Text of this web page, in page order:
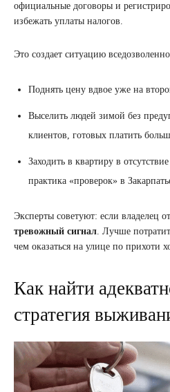
официальные договоры и
избежать уплаты налогов.
Это создает ситуацию
Поднять цену вдвое уже на
Выселить людей зимой без
клиентов, готовых платить
Заходить в квартиру в
практика «проверок» в
Эксперты советуют: если владелец
тревожный сигнал. Лучше
чем оказаться на улице по прихоти
Как найти
стратегия